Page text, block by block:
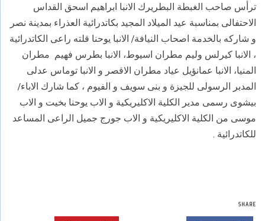
ترأس صاحب الغبطة البطريرك الانبا ابراهيم اسحق القداس
الاحتفالى بمناسبة عيد الميلاد المجيد بكاتدرائية العذراء بمدينة نصر
و شاركه بالخدمة اصحاب النيافة/ الانبا يوحنا قلته راعى الكاتدرائية
، الانبا كيرلس وليم مطران اسيوط، الانبا بطرس فهيم مطران
المنيا، الانبا عمانؤيل عياد مطران الاقصر و الانبا توماس عدلى
المدبر الرسولى للجيزة و بنى سويف و الفيوم ، كما شارك الاباء/
بيشوى رسمى مدير الكلية الاكليريكية و الاب يوحنا بخيت و الاب
موسى من الكلية الاكليريكية و الاب جورج جميل الراعى المساعد
للكاتدرائية .
SHARE